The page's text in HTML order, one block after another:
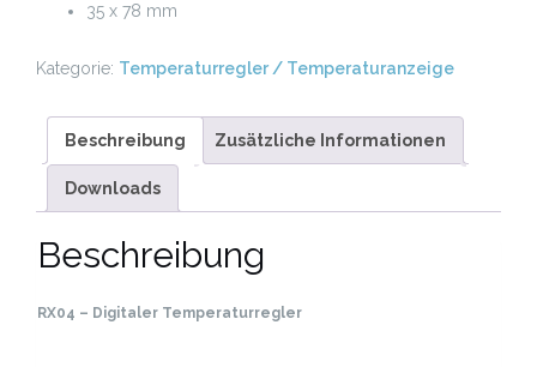
35 x 78 mm
Kategorie: Temperaturregler / Temperaturanzeige
Beschreibung Zusätzliche Informationen
Downloads
Beschreibung
RX04 – Digitaler Temperaturregler